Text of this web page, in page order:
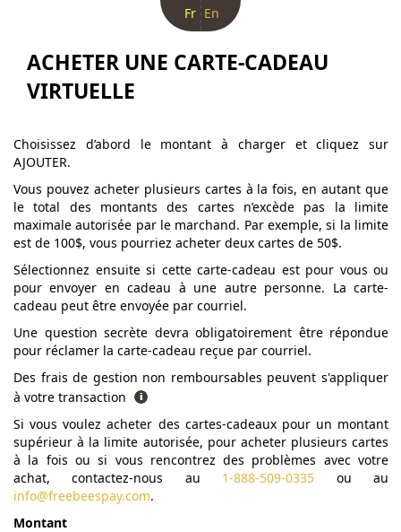
Fr En
ACHETER UNE CARTE-CADEAU
VIRTUELLE
Choisissez d’abord le montant à charger et cliquez sur
AJOUTER.
Vous pouvez acheter plusieurs cartes à la fois, en autant que
le total des montants des cartes n’excède pas la limite
maximale autorisée par le marchand. Par exemple, si la limite
est de 100$, vous pourriez acheter deux cartes de 50$.
Sélectionnez ensuite si cette carte-cadeau est pour vous ou
pour envoyer en cadeau à une autre personne. La carte-
cadeau peut être envoyée par courriel.
Une question secrète devra obligatoirement être répondue
pour réclamer la carte-cadeau reçue par courriel.
Des frais de gestion non remboursables peuvent s'appliquer
à votre transaction
Si vous voulez acheter des cartes-cadeaux pour un montant
supérieur à la limite autorisée, pour acheter plusieurs cartes
à la fois ou si vous rencontrez des problèmes avec votre
achat, contactez-nous au 1-888-509-0335 ou au
info@freebeespay.com.
Montant